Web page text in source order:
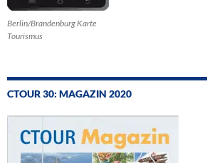
Berlin/Brandenburg Karte
Tourismus
CTOUR 30: MAGAZIN 2020